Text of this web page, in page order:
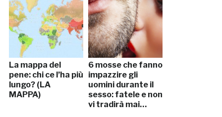
La mappa del
pene: chi ce l’ha più
lungo? (LA
MAPPA)
6 mosse che fanno
impazzire gli
uomini durante il
sesso: fatele e non
vi tradirà mai…